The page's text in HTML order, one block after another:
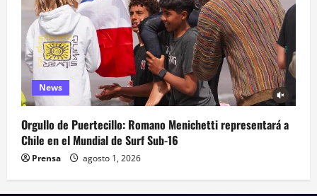
News
Orgullo de Puertecillo: Romano Menichetti representará a
Chile en el Mundial de Surf Sub-16
Prensa agosto 1, 2026